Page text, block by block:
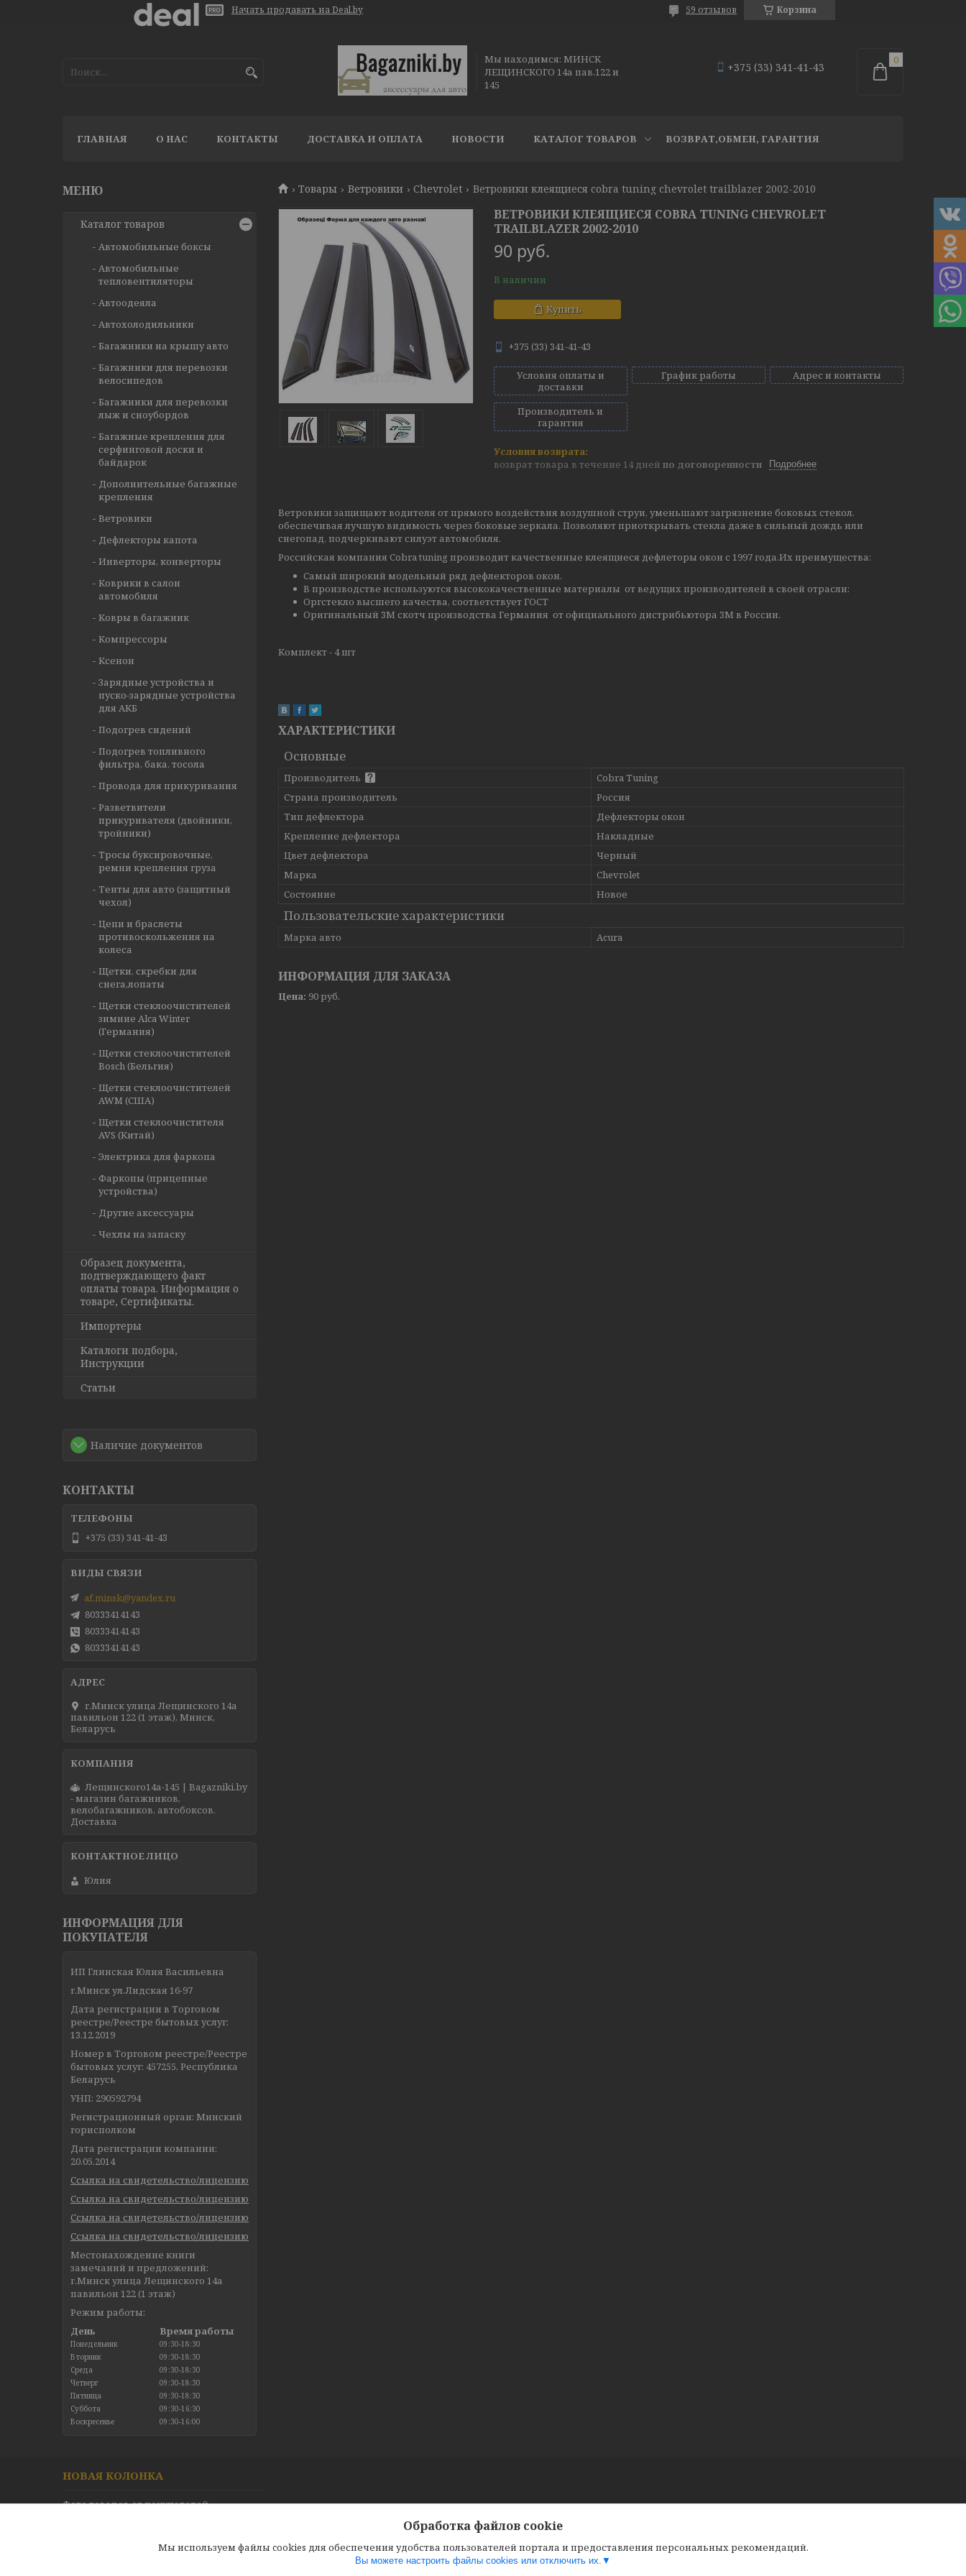
Начать продавать на Deal.by Корзина
59 отзывов
Мы находимся: МИНСК
ЛЕЩИНСКОГО 14а пав.122 и
145
+375 (33) 341-41-43
ГЛАВНАЯ О НАС КОНТАКТЫ ДОСТАВКА И ОПЛАТА НОВОСТИ КАТАЛОГ ТОВАРОВ ВОЗВРАТ,ОБМЕН, ГАРАНТИЯ
Товары Ветровики Chevrolet Ветровики клеящиеся cobra tuning chevrolet trailblazer 2002-2010
ВЕТРОВИКИ КЛЕЯЩИЕСЯ COBRA TUNING CHEVROLET
TRAILBLAZER 2002-2010
90 руб.
В наличии
Купить
+375 (33) 341-41-43
Условия оплаты и
доставки
График работы Адрес и контакты
Производитель и
гарантия
возврат товара в течение 14 дней по договоренности Подробнее
Ветровики защищают водителя от прямого воздействия воздушной струи, уменьшают загрязнение боковых стекол,
обеспечивая лучшую видимость через боковые зеркала. Позволяют приоткрывать стекла даже в сильный дождь или
снегопад, подчеркивают силуэт автомобиля.
Российская компания Cobra tuning производит качественные клеящиеся дефлеторы окон с 1997 года.Их преимущества:
Самый широкий модельный ряд дефлекторов окон.
В производстве используются высококачественные материалы от ведущих производителей в своей отрасли:
Оргстекло высшего качества, соответствует ГОСТ
Оригинальный 3М скотч производства Германия от официального дистрибьютора 3М в России.
Комплект - 4 шт
ХАРАКТЕРИСТИКИ
Основные
Производитель
Cobra Tuning
Страна производитель
Россия
Тип дефлектора
Дефлекторы окон
Крепление дефлектора
Накладные
Цвет дефлектора
Черный
Марка
Chevrolet
Состояние
Новое
Пользовательские характеристики
Марка авто Acura
ИНФОРМАЦИЯ ДЛЯ ЗАКАЗА
Цена: 90 руб.
Каталог товаров
Автомобильные боксы
Автомобильные
тепловентиляторы
Автоодеяла
Автохолодильники
Багажники на крышу авто
Багажники для перевозки
велосипедов
Багажники для перевозки
лыж и сноубордов
Багажные крепления для
серфинговой доски и
байдарок
Дополнительные багажные
крепления
Ветровики
Дефлекторы капота
Инверторы, конверторы
Коврики в салон
автомобиля
Ковры в багажник
Компрессоры
Ксенон
Зарядные устройства и
пуско-зарядные устройства
для АКБ
Подогрев сидений
Подогрев топливного
фильтра, бака, тосола
Провода для прикуривания
Разветвители
прикуривателя (двойники,
тройники)
Тросы буксировочные,
ремни крепления груза
Тенты для авто (защитный
чехол)
Цепи и браслеты
противоскольжения на
колеса
Щетки, скребки для
снега,лопаты
Щетки стеклоочистителей
зимние Alca Winter
(Германия)
Щетки стеклоочистителей
Bosch (Бельгия)
Щетки стеклоочистителей
AWM (США)
Щетки стеклоочистителя
AVS (Китай)
Электрика для фаркопа
Фаркопы (прицепные
устройства)
Другие аксессуары
Чехлы на запаску
Образец документа,
подтверждающего факт
оплаты товара. Информация о
товаре, Сертификаты.
Импортеры
Каталоги подбора,
Инструкции
Статьи
Наличие документов
КОНТАКТЫ
+375 (33) 341-41-43
af.minsk@yandex.ru
80333414143
80333414143
80333414143
г.Минск улица Лещинского 14а
павильон 122 (1 этаж), Минск,
Беларусь
Лещинского14а-145 | Bagazniki.by
- магазин багажников,
велобагажников, автобоксов.
Доставка
Юлия
ИНФОРМАЦИЯ ДЛЯ
ПОКУПАТЕЛЯ
ИП Глинская Юлия Васильевна
г.Минск ул.Лидская 16-97
Дата регистрации в Торговом
реестре/Реестре бытовых услуг:
13.12.2019
Номер в Торговом реестре/Реестре
бытовых услуг: 457255, Республика
Беларусь
УНП: 290592794
Регистрационный орган: Минский
горисполком
Дата регистрации компании:
20.05.2014
Ссылка на свидетельство/лицензию
Ссылка на свидетельство/лицензию
Ссылка на свидетельство/лицензию
Ссылка на свидетельство/лицензию
Местонахождение книги
замечаний и предложений:
г.Минск улица Лещинского 14а
павильон 122 (1 этаж)
Режим работы:
День
Время работы
Понедельник
09:30-18:30
Вторник
09:30-18:30
Среда
09:30-18:30
Четверг
09:30-18:30
Пятница
09:30-18:30
Суббота
09:30-16:30
Воскресенье
09:30-16:00
НОВАЯ КОЛОНКА
Фото товаров от покупателей
Обработка файлов cookie
Мы используем файлы cookies для обеспечения удобства пользователей портала и предоставления персональных рекомендаций.
Вы можете настроить файлы cookies или отключить их.